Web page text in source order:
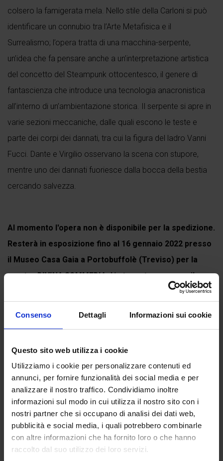
Consenso Dettagli Informazioni sui cookie
Questo sito web utilizza i cookie
Utilizziamo i cookie per personalizzare contenuti ed
annunci, per fornire funzionalità dei social media e per
analizzare il nostro traffico. Condividiamo inoltre
informazioni sul modo in cui utilizza il nostro sito con i
nostri partner che si occupano di analisi dei dati web,
pubblicità e social media, i quali potrebbero combinarle
con altre informazioni che ha fornito loro o che hanno
raccolto dal suo utilizzo dei loro servizi.
colsero la famigerata mela. Nello stile della Carloni si può
identificare un connubio tra l’Arte Metafisica e il
Surrealismo; l’opera tratta di una macchina-serpente,
un’idea che fa pensare anche a un’interpretazione artistica
del concetto del Steampunk ottocentesco, il genere di
fantascienza che introduce una tecnologia anacronistica
all’interno di un’ambientazione storica. Il serpente si apre in
varie sezioni meccaniche, dalle quali escono le teste e
parte dei corpi dei dannati, tra cui la figura del ladro Vanni
Fucci. Dante e Virgilio osservano la scena con stupore,
mentre uno dei dannati fuoriesce dalla bocca della bestia
cercando salvezza.
Al momento l'opera non è disponibile per la spedizione.
Resterà in esposizione fino al 16 gennaio 2022 presso
il Museo Casa Gaia a Portobuffolè (Treviso) per la
mostraDIVINA COMMEDIA. L'arte contemporanea rilegge
Continua a leggere
Recensioni
Ancora non ci sono recensioni.
Recensisci per primo “Inferno canto XXV”
(Click here to login and review this product)